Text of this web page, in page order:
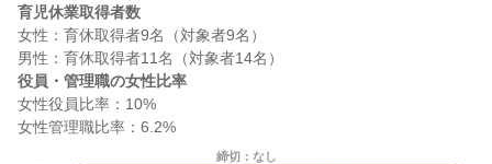
育児休業取得者数
女性：育休取得者9名（対象者9名）
役員・管理職の女性比率
女性役員比率：10%
締切：なし